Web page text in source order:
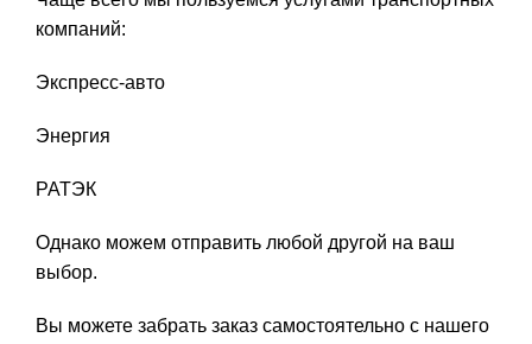
компаний:
Экспресс-авто
Энергия
РАТЭК
Однако можем отправить любой другой на ваш
выбор.
Вы можете забрать заказ самостоятельно с нашего